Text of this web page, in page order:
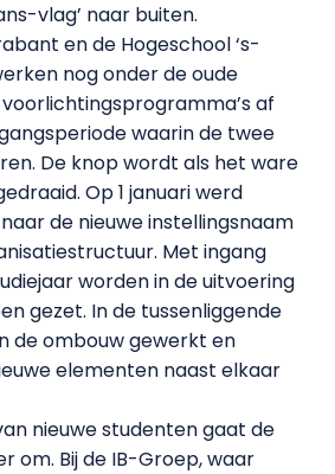
vlag’ naar buiten.
en de Hogeschool ‘s-
nog onder de oude
af
waarin de twee
De knop wordt als het ware
Op 1 januari werd
de nieuwe instellingsnaam
Met ingang
worden in de uitvoering
gezet. In de tussenliggende
de ombouw gewerkt en
elementen naast elkaar
nieuwe studenten gaat de
om. Bij de IB-Groep, waar